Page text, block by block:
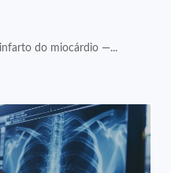
do miocárdio —...